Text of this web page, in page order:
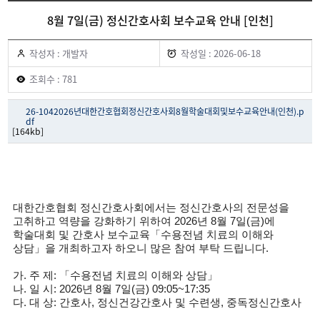
8월 7일(금) 정신간호사회 보수교육 안내 [인천]
작성자 : 개발자
작성일 : 2026-06-18
조회수 : 781
26-1042026년대한간호협회정신간호사회8월학술대회및보수교육안내(인천).p
df
[164kb]
대한간호협회 정신간호사회에서는 정신간호사의 전문성을
고취하고 역량을 강화하기 위하여 2026년 8월 7일(금)에
학술대회 및 간호사 보수교육「수용전념 치료의 이해와
상담」을 개최하고자 하오니 많은 참여 부탁 드립니다.
가. 주 제: 「수용전념 치료의 이해와 상담」
나. 일 시: 2026년 8월 7일(금) 09:05~17:35
다. 대 상: 간호사, 정신건강간호사 및 수련생, 중독정신간호사